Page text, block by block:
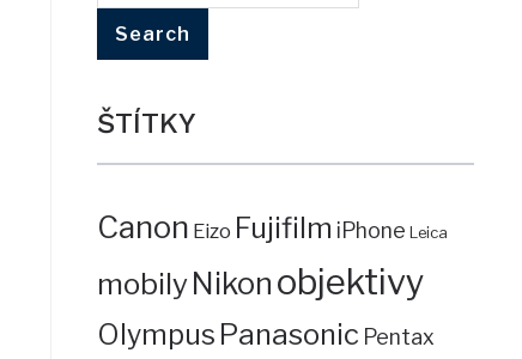
ŠTÍTKY
Canon Eizo Fujifilm iPhone Leica
mobilyNikon objektivy
Olympus Panasonic Pentax